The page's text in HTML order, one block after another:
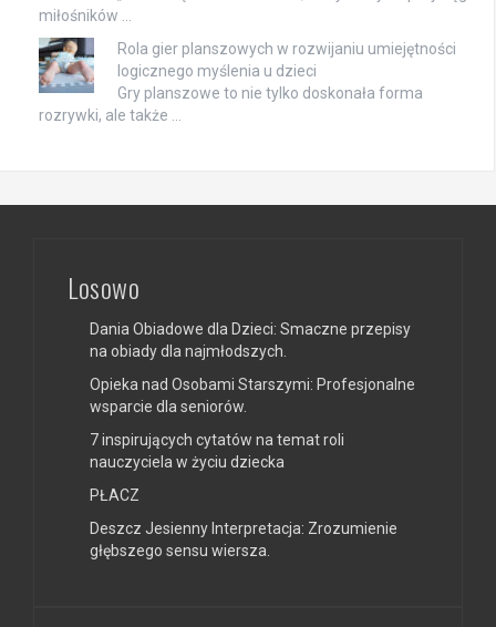
miłośników …
Rola gier planszowych w rozwijaniu umiejętności
logicznego myślenia u dzieci
Gry planszowe to nie tylko doskonała forma
rozrywki, ale także …
Losowo
Dania Obiadowe dla Dzieci: Smaczne przepisy
na obiady dla najmłodszych.
Opieka nad Osobami Starszymi: Profesjonalne
wsparcie dla seniorów.
7 inspirujących cytatów na temat roli
nauczyciela w życiu dziecka
PŁACZ
Deszcz Jesienny Interpretacja: Zrozumienie
głębszego sensu wiersza.